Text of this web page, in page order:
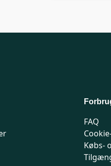
FAQ
Købs-